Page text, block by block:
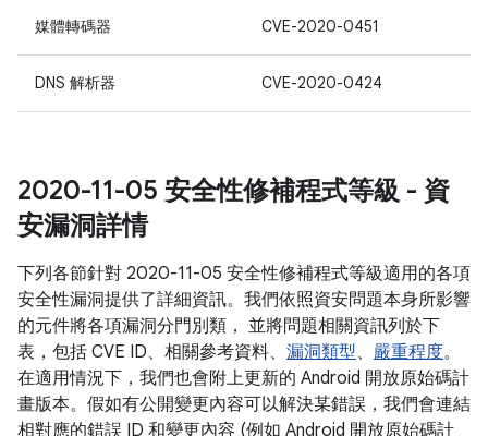
媒體轉碼器 CVE-2020-0451
DNS 解析器 CVE-2020-0424
2020-11-05 安全性修補程式等級 - 資
安漏洞詳情
下列各節針對 2020-11-05 安全性修補程式等級適用的各項
安全性漏洞提供了詳細資訊。我們依照資安問題本身所影響
的元件將各項漏洞分門別類， 並將問題相關資訊列於下
表，包括 CVE ID、相關參考資料、 漏洞類型、 嚴重程度。
在適用情況下，我們也會附上更新的 Android 開放原始碼計
畫版本。假如有公開變更內容可以解決某錯誤，我們會連結
相對應的錯誤 ID 和變更內容 (例如 Android 開放原始碼計